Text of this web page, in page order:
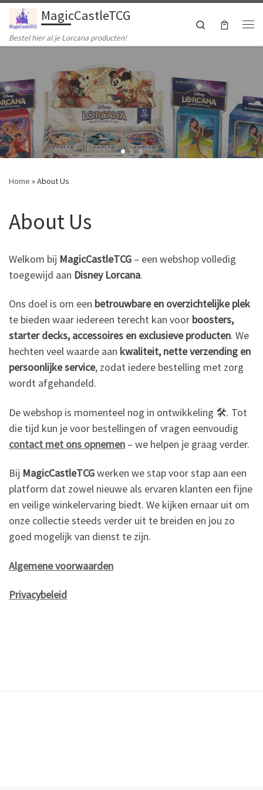
Ga naar inhoudMagicCastleTCG
Bestel hier al je Lorcana producten!
Search
Home »About Us
About Us
Welkom bij MagicCastleTCG – een webshop volledig
toegewijd aan Disney Lorcana.
Ons doel is om een betrouwbare en overzichtelijke plek
te bieden waar iedereen terecht kan voor boosters,
starter decks, accessoires en exclusieve producten. We
hechten veel waarde aan kwaliteit, nette verzending en
persoonlijke service, zodat iedere bestelling met zorg
wordt afgehandeld.
De webshop is momenteel nog in ontwikkeling 🛠️. Tot
die tijd kun je voor bestellingen of vragen eenvoudig
contact met ons opnemen – we helpen je graag verder.
Bij MagicCastleTCGwerken we stap voor stap aan een
platform dat zowel nieuwe als ervaren klanten een fijne
en veilige winkelervaring biedt. We kijken ernaar uit om
onze collectie steeds verder uit te breiden en jou zo
goed mogelijk van dienst te zijn.
Algemene voorwaarden
Privacybeleid